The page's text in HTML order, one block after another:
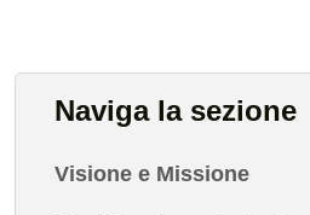
Naviga la sezione
Visione e Missione